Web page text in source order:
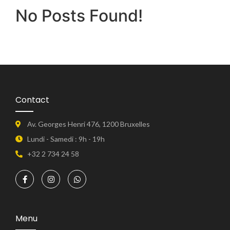
No Posts Found!
Contact
Av. Georges Henri 476, 1200 Bruxelles
Lundi - Samedi : 9h - 19h
+32 2 734 24 58
Menu